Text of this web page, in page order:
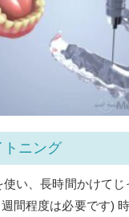
トニング
い、長時間かけて
間程度は必要です)